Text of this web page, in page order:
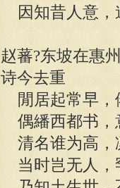
因知昔人意，
赵蕃?东坡在惠
诗今去重
閒居起常早，
偶繙西都书，
清名谁为高，
当时岂无人，